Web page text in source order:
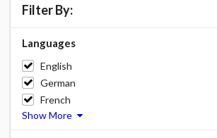
Filter By:
Languages
English
German
French
Show More